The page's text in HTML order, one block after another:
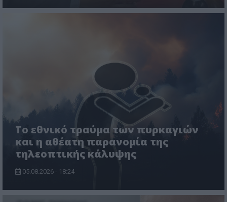
Το εθνικό τραύμα των πυρκαγιών
και η αθέατη παρανομία της
τηλεοπτικής κάλυψης
05.08.2026 - 18:24